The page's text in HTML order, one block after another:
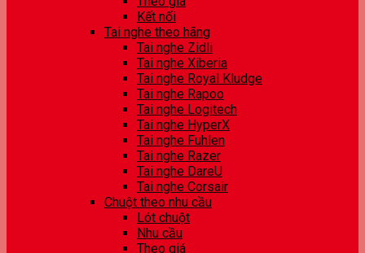
Kết nối
Tai nghe theo hãng
Tai nghe Zidli
Tai nghe Xiberia
Tai nghe Royal Kludge
Tai nghe Rapoo
Tai nghe Logitech
Tai nghe HyperX
Tai nghe Fuhlen
Tai nghe Razer
Tai nghe DareU
Tai nghe Corsair
Chuột theo nhu cầu
Lót chuột
Nhu cầu
Theo giá